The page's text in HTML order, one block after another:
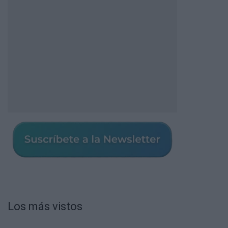
Los más vistos